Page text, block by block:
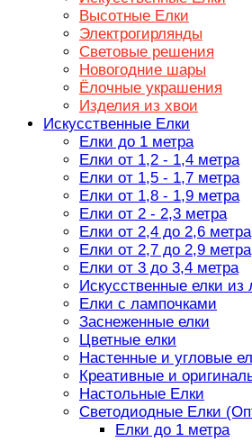
Высотные Елки
Электрогирлянды
Световые решения
Новогодние шары
Ёлочные украшения
Изделия из хвои
Искусственные Елки
Елки до 1 метра
Елки от 1,2 - 1,4 метра
Елки от 1,5 - 1,7 метра
Елки от 1,8 - 1,9 метра
Елки от 2 - 2,3 метра
Елки от 2,4 до 2,6 метра
Елки от 2,7 до 2,9 метра
Елки от 3 до 3,4 метра
Искусственные елки из
Елки с лампочками
Заснеженные елки
Цветные елки
Настенные и угловые
Креативные и
Настольные Елки
Светодиодные Елки
Елки до 1 метра